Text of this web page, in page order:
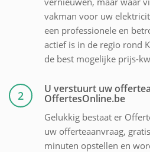
vakman voor uw
een professionele en
actief is in de regio rond
de best mogelijke prijs-
2 U verstuurt uw
OffertesOnline.be
Gelukkig bestaat er
uw offerteaanvraag,
minuten opstellen en